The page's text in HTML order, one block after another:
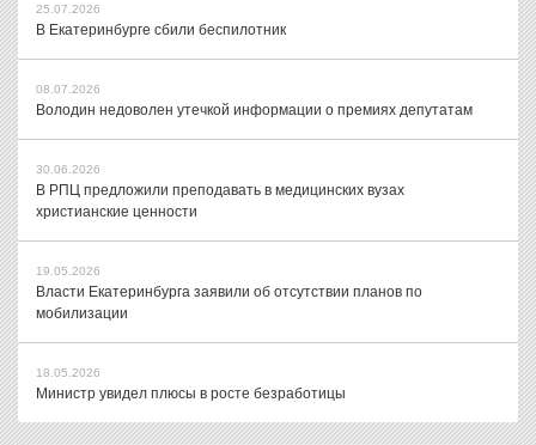
25.07.2026
В Екатеринбурге сбили беспилотник
08.07.2026
Володин недоволен утечкой информации о премиях депутатам
30.06.2026
В РПЦ предложили преподавать в медицинских вузах
христианские ценности
19.05.2026
Власти Екатеринбурга заявили об отсутствии планов по
мобилизации
18.05.2026
Министр увидел плюсы в росте безработицы